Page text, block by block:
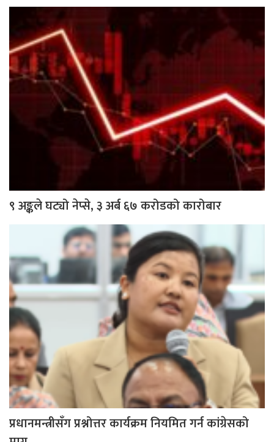
९ अङ्कले घट्यो नेप्से, ३ अर्ब ६७ करोडको कारोबार
प्रधानमन्त्रीसँग प्रश्नोत्तर कार्यक्रम नियमित गर्न कांग्रेसको